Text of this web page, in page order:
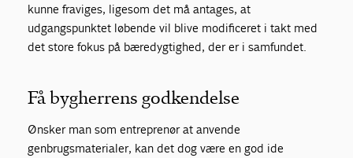
kunne fraviges, ligesom det må antages, at
udgangspunktet løbende vil blive modificeret i takt med
det store fokus på bæredygtighed, der er i samfundet.
Få bygherrens godkendelse
Ønsker man som entreprenør at anvende
genbrugsmaterialer, kan det dog være en god ide